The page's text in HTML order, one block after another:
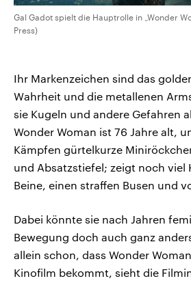
Gal Gadot spielt die Hauptrolle in „Wonder
Press)
Ihr Markenzeichen sind das
Wahrheit und die metallenen
sie Kugeln und andere Gefahren
Wonder Woman ist 76 Jahre alt,
Kämpfen gürtelkurze
und Absatzstiefel; zeigt noch viel
Beine, einen straffen Busen und
Dabei könnte sie nach Jahren
Bewegung doch auch ganz
allein schon, dass Wonder
Kinofilm bekommt, sieht die